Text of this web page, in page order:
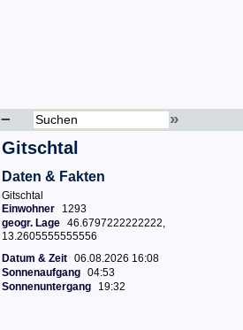
– »
Gitschtal
Daten & Fakten
Gitschtal
Einwohner
1293
geogr. Lage 46.6797222222222,
13.2605555555556
Datum & Zeit 06.08.2026 16:08
Sonnenaufgang 04:53
Sonnenuntergang
19:32